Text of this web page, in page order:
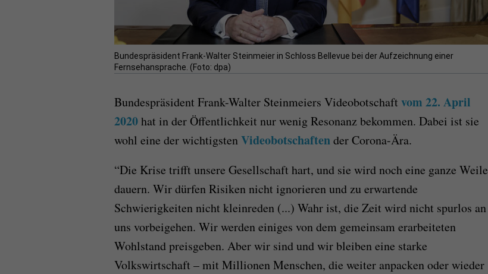
Bundespräsident Frank-Walter Steinmeier in Schloss Bellevue bei der Aufzeichnung einer
Fernsehansprache. (Foto: dpa)
Bundespräsident Frank-Walter Steinmeiers Videobotschaft vom 22. April
2020hat in der Öffentlichkeit nur wenig Resonanz bekommen. Dabei ist sie
wohl eine der wichtigstenVideobotschaftender Corona-Ära.
“Die Krise trifft unsere Gesellschaft hart, und sie wird noch eine ganze Weile
dauern. Wir dürfen Risiken nicht ignorieren und zu erwartende
Schwierigkeiten nicht kleinreden (...) Wahr ist, die Zeit wird nicht spurlos an
uns vorbeigehen. Wir werden einiges von dem gemeinsam erarbeiteten
Wohlstand preisgeben. Aber wir sind und wir bleiben eine starke
Volkswirtschaft – mit Millionen Menschen, die weiter anpacken oder wieder